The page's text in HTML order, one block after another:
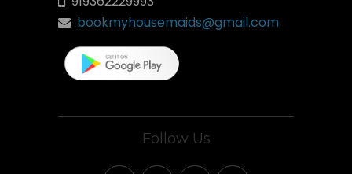
bookmyhousemaids@gmail.com
Follow Us